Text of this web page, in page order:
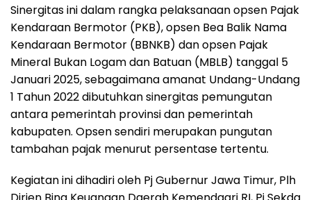
Sinergitas ini dalam rangka pelaksanaan opsen Pajak
Kendaraan Bermotor (PKB), opsen Bea Balik Nama
Kendaraan Bermotor (BBNKB) dan opsen Pajak
Mineral Bukan Logam dan Batuan (MBLB) tanggal 5
Januari 2025, sebagaimana amanat Undang-Undang
1 Tahun 2022 dibutuhkan sinergitas pemungutan
antara pemerintah provinsi dan pemerintah
kabupaten. Opsen sendiri merupakan pungutan
tambahan pajak menurut persentase tertentu.
Kegiatan ini dihadiri oleh Pj Gubernur Jawa Timur, Plh